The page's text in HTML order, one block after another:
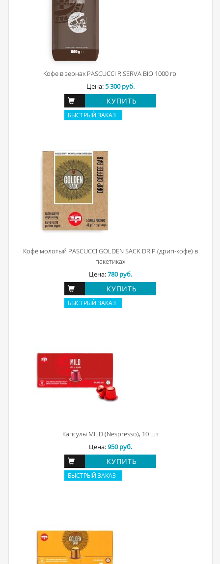
Кофе в зернах PASCUCCI RISERVA BIO 1000 гр.
Цена:5 300 руб.
КУПИТЬ
БЫСТРЫЙ ЗАКАЗ
Кофе молотый PASCUCCI GOLDEN SACK DRIP (дрип-кофе) в
пакетиках
Цена:780 руб.
КУПИТЬ
БЫСТРЫЙ ЗАКАЗ
Капсулы MILD (Nespresso), 10 шт
Цена:950 руб.
КУПИТЬ
БЫСТРЫЙ ЗАКАЗ